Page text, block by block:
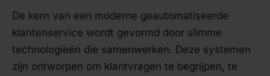
De kern van een moderne geautomatiseerde
klantenservice wordt gevormd door slimme
technologieën die samenwerken. Deze systemen
zijn ontworpen om klantvragen te begrijpen, te